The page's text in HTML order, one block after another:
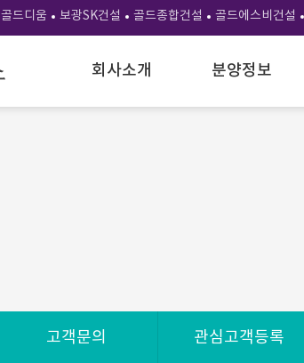
골드디움 보광SK건설 골드종합건설 골드에스비건설
회사소개 분양정보
고객문의 관심고객등록